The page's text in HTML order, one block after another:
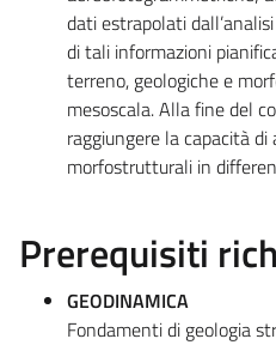
dati estrapolati
di tali informazioni
terreno, geologiche e
mesoscala. Alla fine del
raggiungere la capacità
morfostrutturali in
Prerequisiti
GEODINAMICA
Fondamenti di geologia